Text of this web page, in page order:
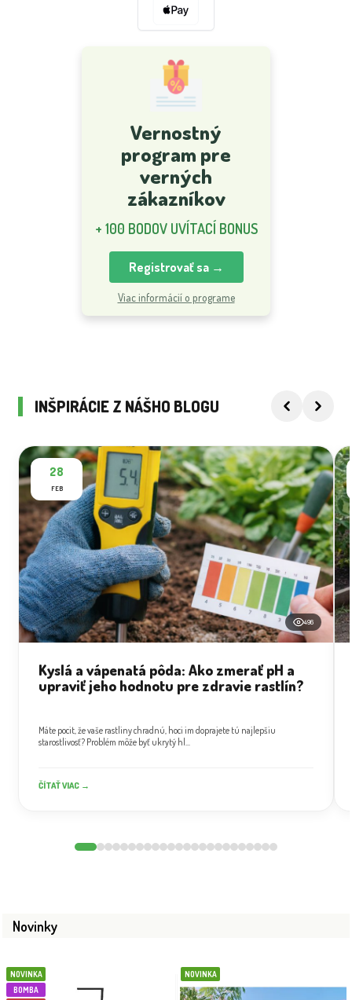
Vernostný
program pre
verných
zákazníkov
+ 100 BODOV UVÍTACÍ BONUS
Registrovať sa →
Viac informácií o programe
INŠPIRÁCIE Z NÁŠHO BLOGU
28
FEB
496
Kyslá a vápenatá pôda: Ako zmerať pH a
upraviť jeho hodnotu pre zdravie rastlín?
Máte pocit, že vaše rastliny chradnú, hoci im doprajete tú najlepšiu
starostlivosť? Problém môže byť ukrytý hl...
ČÍTAŤ VIAC →
Novinky
NOVINKA
BOMBA
NOVINKA